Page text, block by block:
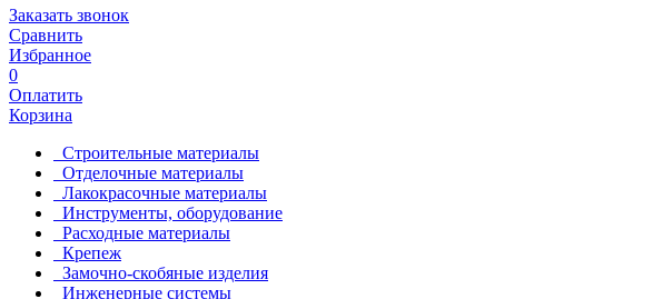
Заказать звонок
Сравнить
Избранное
0
Оплатить
Корзина
Строительные материалы
Отделочные материалы
Лакокрасочные материалы
Инструменты, оборудование
Расходные материалы
Крепеж
Замочно-скобяные изделия
Инженерные системы